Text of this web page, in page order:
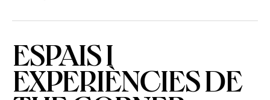
HOTELS
TERRASSES
BARS
ESPAIS I
EXPERIÈNCIES DE